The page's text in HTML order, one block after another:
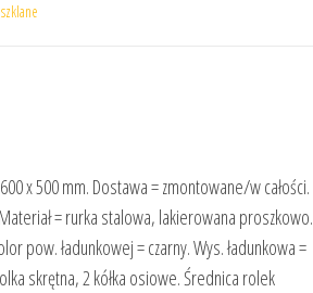
x 500 mm. Dostawa = zmontowane/w całości.
= rurka stalowa, lakierowana proszkowo.
pow. ładunkowej = czarny. Wys. ładunkowa =
skrętna, 2 kółka osiowe. Średnica rolek